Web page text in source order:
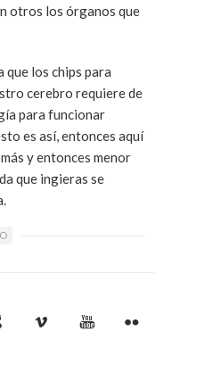
otros los órganos que
que los chips para
cerebro requiere de
para funcionar
es así, entonces aquí
y entonces menor
que ingieras se